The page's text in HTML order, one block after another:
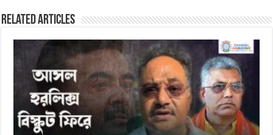
Related Articles